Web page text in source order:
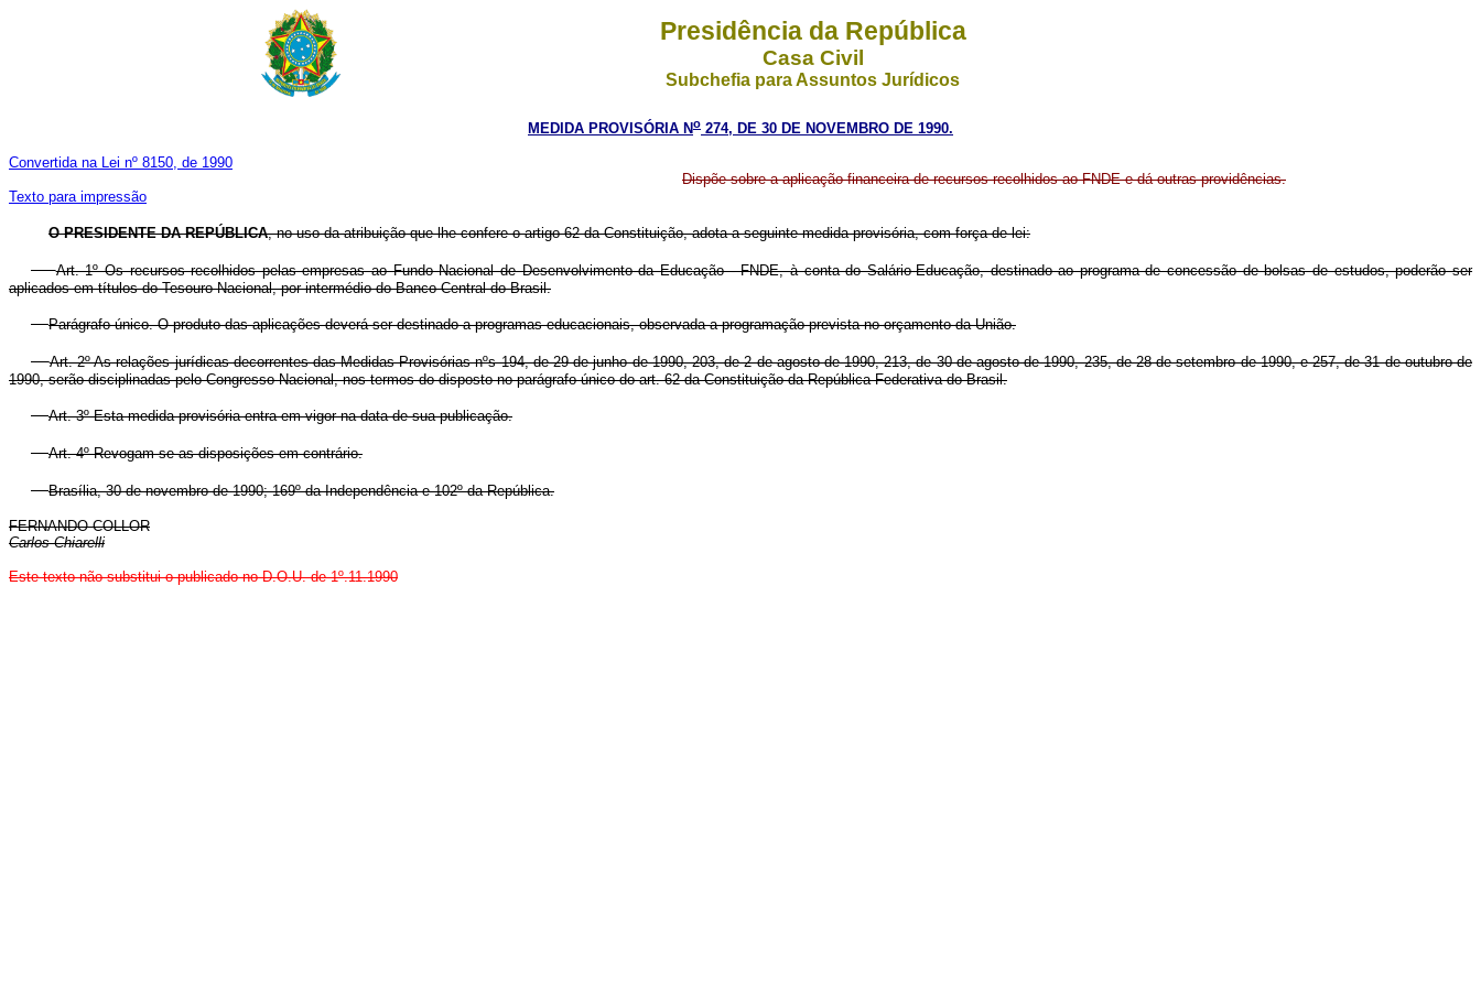
Presidência da República
Casa Civil
Subchefia para Assuntos Jurídicos
MEDIDA PROVISÓRIA No 274, DE 30 DE NOVEMBRO DE 1990.
Convertida na Lei nº 8150, de 1990
Texto para impressão
Dispõe sobre a aplicação financeira de recursos recolhidos ao FNDE e dá outras providências.
O PRESIDENTE DA REPÚBLICA, no uso da atribuição que lhe confere o artigo 62 da Constituição, adota a seguinte medida provisória, com força de lei:
Art. 1º Os recursos recolhidos pelas empresas ao Fundo Nacional de Desenvolvimento da Educação - FNDE, à conta do Salário-Educação, destinado ao programa de concessão de bolsas de estudos, poderão ser
aplicados em títulos do Tesouro Nacional, por intermédio do Banco Central do Brasil.
Parágrafo único. O produto das aplicações deverá ser destinado a programas educacionais, observada a programação prevista no orçamento da União.
Art. 2º As relações jurídicas decorrentes das Medidas Provisórias nºs 194, de 29 de junho de 1990, 203, de 2 de agosto de 1990, 213, de 30 de agosto de 1990, 235, de 28 de setembro de 1990, e 257, de 31 de outubro de
1990, serão disciplinadas pelo Congresso Nacional, nos termos do disposto no parágrafo único do art. 62 da Constituição da República Federativa do Brasil.
Art. 3º Esta medida provisória entra em vigor na data de sua publicação.
Art. 4º Revogam-se as disposições em contrário.
Brasília, 30 de novembro de 1990; 169º da Independência e 102º da República.
FERNANDO COLLOR
Carlos Chiarelli
Este texto não substitui o publicado no D.O.U. de 1º.11.1990